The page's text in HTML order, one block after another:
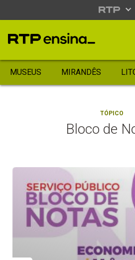
MUSEUS MIRANDÊS
TÓPICO
Bloco de